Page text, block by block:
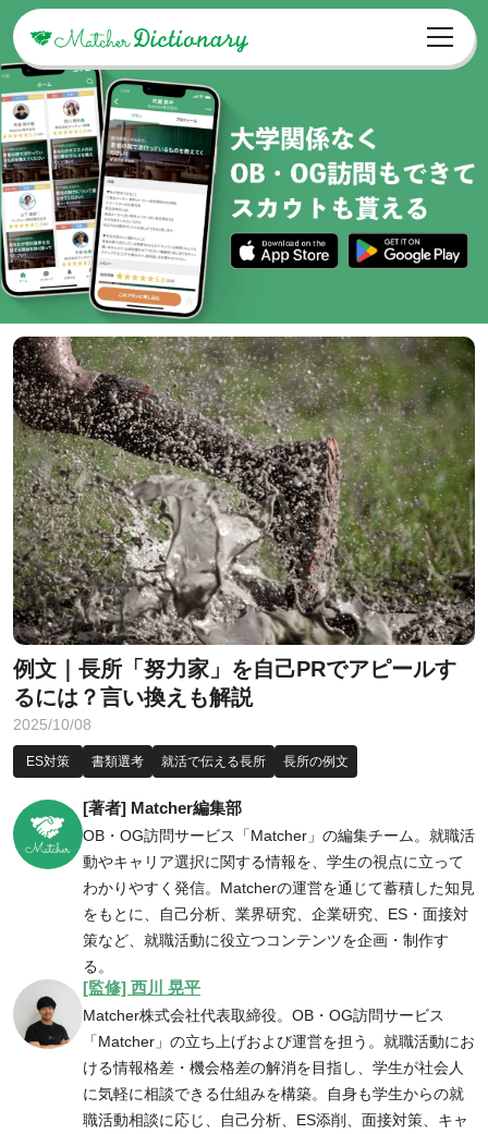
例文｜長所「努力家」を自己PRでアピールす
るには？言い換えも解説
2025/10/08
ES対策 書類選考 就活で伝える長所 長所の例文
[著者] Matcher編集部
OB・OG訪問サービス「Matcher」の編集チーム。就職活
動やキャリア選択に関する情報を、学生の視点に立って
わかりやすく発信。Matcherの運営を通じて蓄積した知見
をもとに、自己分析、業界研究、企業研究、ES・面接対
策など、就職活動に役立つコンテンツを企画・制作す
る。
[監修] 西川 晃平
Matcher株式会社代表取締役。OB・OG訪問サービス
「Matcher」の立ち上げおよび運営を担う。就職活動にお
ける情報格差・機会格差の解消を目指し、学生が社会人
に気軽に相談できる仕組みを構築。自身も学生からの就
職活動相談に応じ、自己分析、ES添削、面接対策、キャ